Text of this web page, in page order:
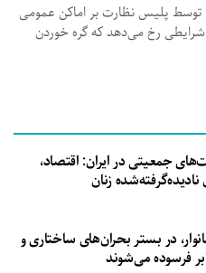
توسط پلیس نظارت بر اماکن عمومی
شرایطی رخ می‌دهد که گره خوردن
جمعیتی در ایران: اقتصاد،
زنان
در بستر بحران‌های ساختاری و
فرسوده می‌شوند